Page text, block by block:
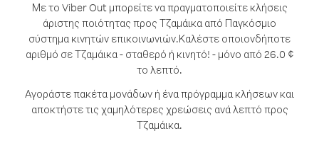
Με το Viber Out μπορείτε να πραγματοποιείτε κλήσεις
άριστης ποιότητας προς Τζαμάικα από Παγκόσμιο
σύστημα κινητών επικοινωνιών.Καλέστε οποιονδήποτε
αριθμό σε Τζαμάικα - σταθερό ή κινητό! - μόνο από 26.0 ¢
το λεπτό.
Αγοράστε πακέτα μονάδων ή ένα πρόγραμμα κλήσεων και
αποκτήστε τις χαμηλότερες χρεώσεις ανά λεπτό προς
Τζαμάικα.